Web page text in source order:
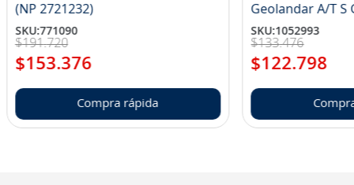
(NP 2721232)
SKU:771090
$191.720
$153.376
Compra rápida
SKU:1052993
$133.476
$122.798